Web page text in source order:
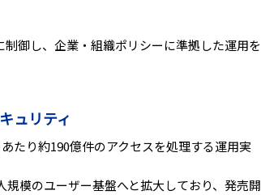
御し、企業・組織ポリシーに準拠した運用を
ュリティ
たり約190億件のアクセスを処理する運用実
模のユーザー基盤へと拡大しており、発売開